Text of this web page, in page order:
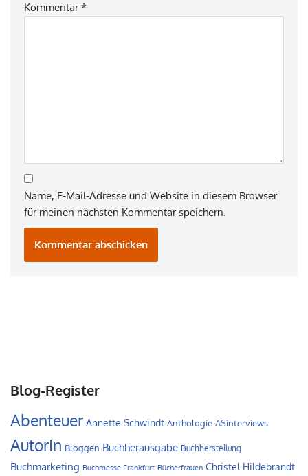
Kommentar*
Name, E-Mail-Adresse und Website in diesem Browser
für meinen nächsten Kommentar speichern.
Blog-Register
Abenteuer Annette Schwindt Anthologie ASinterviews
AutorIn Bloggen Buchherausgabe Buchherstellung
Buchmarketing Buchmesse Frankfurt Bücherfrauen Christel Hildebrandt